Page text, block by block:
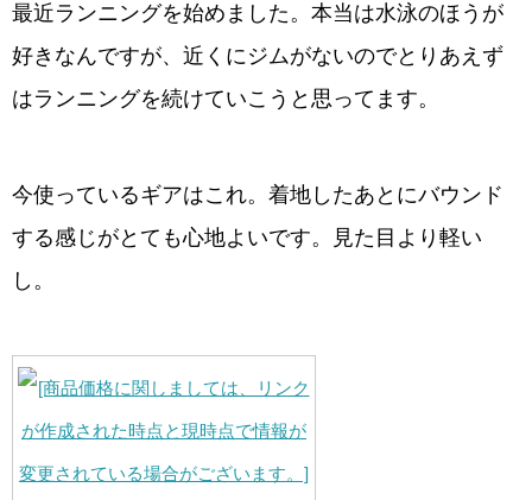
最近ランニングを始めました。本当は水泳のほうが
好きなんですが、近くにジムがないのでとりあえず
はランニングを続けていこうと思ってます。
今使っているギアはこれ。着地したあとにバウンド
する感じがとても心地よいです。見た目より軽い
し。